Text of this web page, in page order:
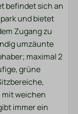
befindet sich an
und bietet
Zugang zu
umzäunte
maximal 2
grüne
mit weichen
immer ein